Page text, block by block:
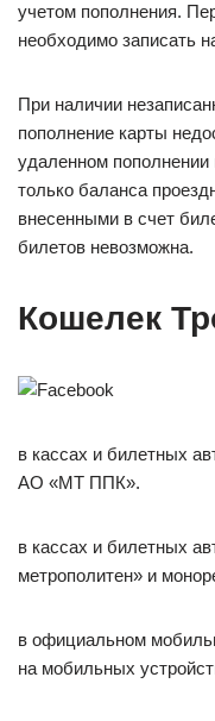
учетом пополнения.
необходимо записать
При наличии
пополнение карты
удаленном пополнении
только баланса
внесенными в счет
билетов невозможна.
Кошелек
в кассах и билетных
АО «МТ ППК».
в кассах и билетных
метрополитен» и
в официальном
на мобильных